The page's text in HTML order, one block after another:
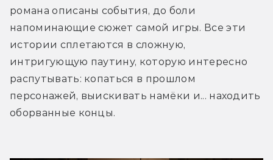
романа описаны события, до боли
напоминающие сюжет самой игры. Все эти
истории сплетаются в сложную,
интригующую паутину, которую интересно
распутывать: копаться в прошлом
персонажей, выискивать намёки и... находить
оборванные концы.